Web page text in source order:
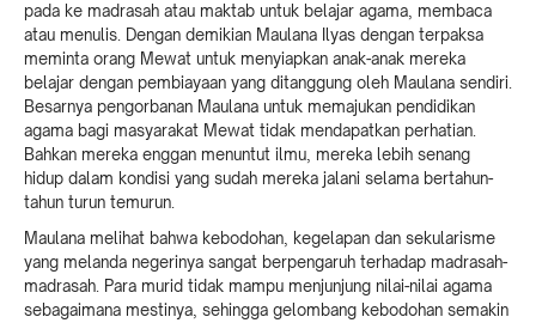
pada ke madrasah atau maktab untuk belajar agama, membaca
atau menulis. Dengan demikian Maulana Ilyas dengan terpaksa
meminta orang Mewat untuk menyiapkan anak-anak mereka
belajar dengan pembiayaan yang ditanggung oleh Maulana sendiri.
Besarnya pengorbanan Maulana untuk memajukan pendidikan
agama bagi masyarakat Mewat tidak mendapatkan perhatian.
Bahkan mereka enggan menuntut ilmu, mereka lebih senang
hidup dalam kondisi yang sudah mereka jalani selama bertahun-
tahun turun temurun.
Maulana melihat bahwa kebodohan, kegelapan dan sekularisme
yang melanda negerinya sangat berpengaruh terhadap madrasah-
madrasah. Para murid tidak mampu menjunjung nilai-nilai agama
sebagaimana mestinya, sehingga gelombang kebodohan semakin